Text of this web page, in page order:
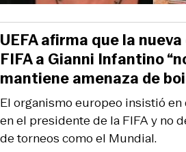
El organismo europeo insistió
en el presidente de la FIFA y no
de torneos como el Mundial.
UEFA afirma que la
FIFA a Gianni Infantino
mantiene amenaza de